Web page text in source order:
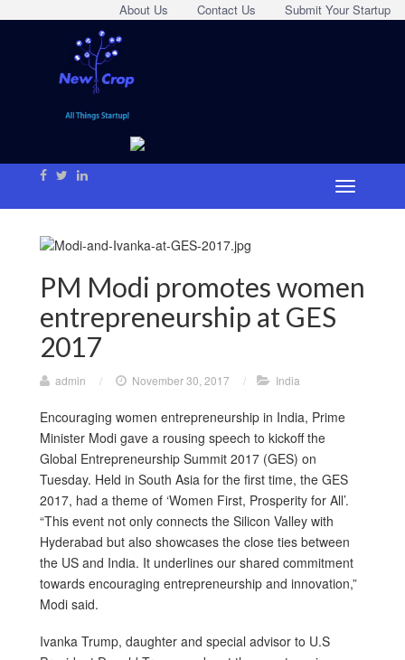
Submit Your Startup
Contact Us
About Us
PM Modi promotes women
entrepreneurship at GES
2017
admin / November 30, 2017 / India
Encouraging women entrepreneurship in India, Prime
Minister Modi gave a rousing speech to kickoff the
Global Entrepreneurship Summit 2017 (GES) on
Tuesday. Held in South Asia for the first time, the GES
2017, had a theme of ‘Women First, Prosperity for All’.
“This event not only connects the Silicon Valley with
Hyderabad but also showcases the close ties between
the US and India. It underlines our shared commitment
towards encouraging entrepreneurship and innovation,”
Modi said.
Ivanka Trump, daughter and special advisor to U.S